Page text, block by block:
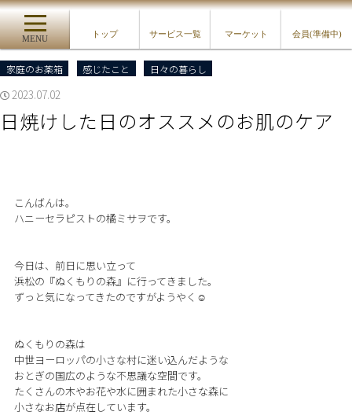
MENU
トップ サービス一覧 マーケット 会員(準備中)
家庭のお薬箱 感じたこと 日々の暮らし
2023.07.02
日焼けした日のオススメのお肌のケア
こんばんは。
ハニーセラピストの橘ミサヲです。
今日は、前日に思い立って
浜松の『ぬくもりの森』に行ってきました。
ずっと気になってきたのですがようやく☺︎
ぬくもりの森は
中世ヨーロッパの小さな村に迷い込んだような
おとぎの国広のような不思議な空間です。
たくさんの木やお花や水に囲まれた小さな森に
小さなお店が点在しています。